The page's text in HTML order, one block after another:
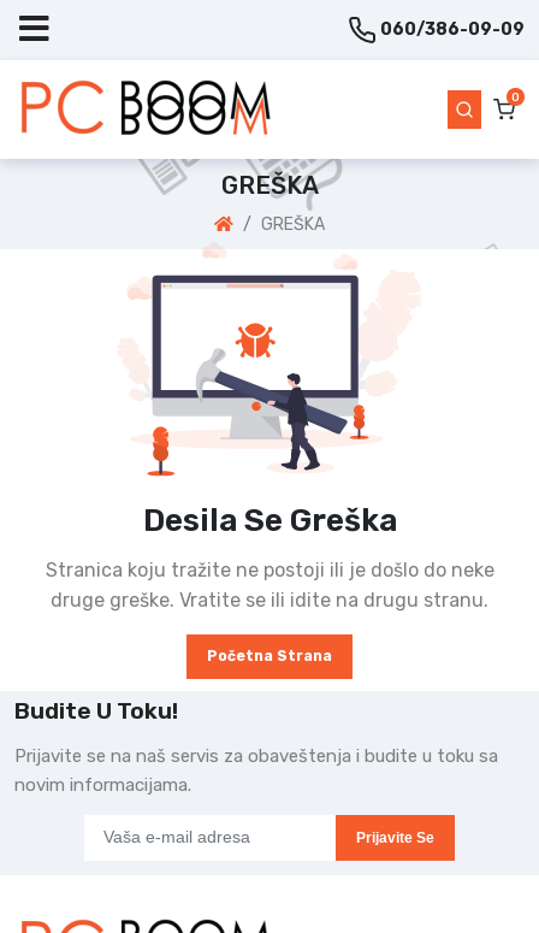
060/386-09-09
0
GREŠKA
GREŠKA
Desila Se Greška
Stranica koju tražite ne postoji ili je došlo do neke
druge greške. Vratite se ili idite na drugu stranu.
Početna Strana
Budite U Toku!
Prijavite se na naš servis za obaveštenja i budite u toku sa
novim informacijama.
Prijavite Se